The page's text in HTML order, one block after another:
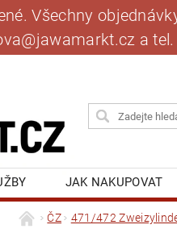
Všechny
a
JAK NAKUPOVAT
BLOG MOJE
ČZ 471/472